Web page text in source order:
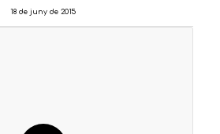
18 de juny de 2015